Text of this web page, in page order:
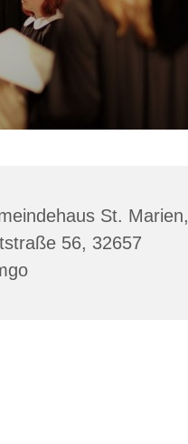
St. Marien,
56, 32657